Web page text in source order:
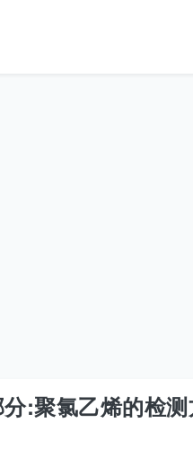
:聚氯乙烯的检